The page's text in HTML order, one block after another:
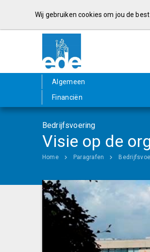
Algemeen
Financiën
Bedrijfsvoering
Visie op de
Home Paragrafen
Wij gebruiken cookies om jou de